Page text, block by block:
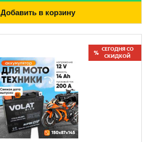
Добавить в корзину
СЕГОДНЯ СО
СКИДКОЙ